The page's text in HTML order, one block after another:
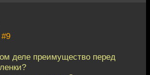
#9
деле преимущество перед